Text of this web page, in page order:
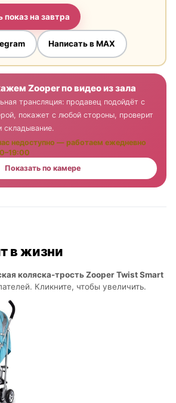
показ на завтра
Написать в MAX
Zooper по видео из зала
трансляция: продавец подойдёт с
покажет с любой стороны, проверит
складывание.
недоступно — работаем ежедневно
Показать по камере
в жизни
коляска-трость Zooper Twist Smart
Кликните, чтобы увеличить.